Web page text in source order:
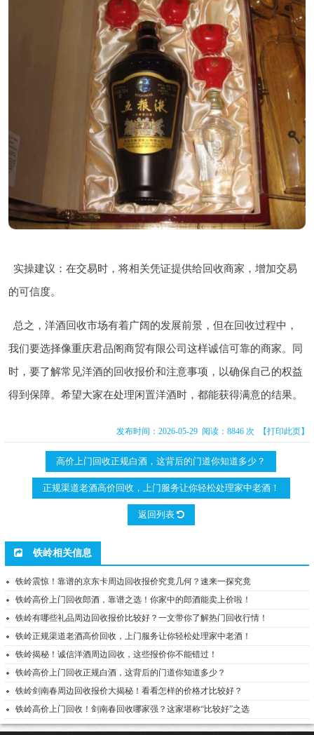
实操建议：在交易时，将相关凭证提供给回收商家，增加交易
的可信度。
总之，洋酒回收市场有着广阔的发展前景，但在回收过程中，
我们要选择像重庆君品阁商贸有限公司这样诚信可靠的商家。同
时，要了解常见洋酒的回收报价和注意事项，以确保自己的权益
得到保障。希望大家在处理闲置洋酒时，都能获得满意的结果。
发布时间：2026-05-29 阅读：8846 次 【打印此页】
高价上门回收正规白酒，这背后的门道你知道多少？
正规渠道老酒高价回收，上门服务让你轻松处理家中老酒！
返回列表
铁岭相关信息
铁岭震惊！靠谱的京东卡周边回收报价究竟几何？速来一探究竟
铁岭高价上门回收郎酒，靠谱之选！你家中的郎酒能卖上价啦！
铁岭有哪些礼品周边回收报价比较好？一文带你了解热门回收行情！
铁岭正规渠道老酒高价回收，上门服务让你轻松处理家中老酒！
铁岭揭秘！诚信洋酒周边回收，这些报价你不能错过！
铁岭高价上门回收正规白酒，这背后的门道你知道多少？
铁岭剑南春周边回收报价大揭秘！看看怎样的价格才比较好？
铁岭高价上门回收！剑南春回收哪家强？这家堪称“比较好”之选